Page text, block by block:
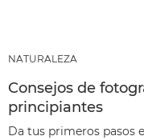
NATURALEZA
Consejos de
principiantes
Da tus primeros pasos